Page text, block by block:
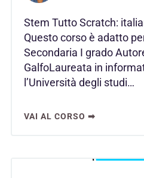
Stem Tutto Scratch:
Questo corso è adatto
Secondaria I grado
GalfoLaureata in
l’Università degli studi…
VAI AL CORSO ➡